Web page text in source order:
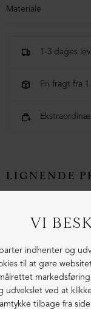
Materiale
1-3 dages
Fri fragt fra
LIGNENDE